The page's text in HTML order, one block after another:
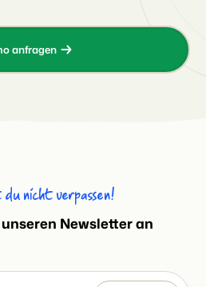
anfragen
nicht verpassen!
Newsletter an